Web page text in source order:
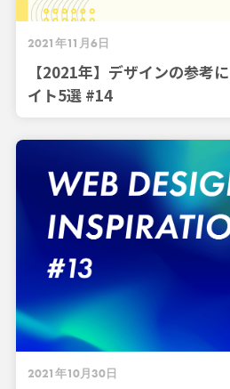
2021年11月6日
【2021年】デザインの参考
イト5選 #14
2021年10月30日